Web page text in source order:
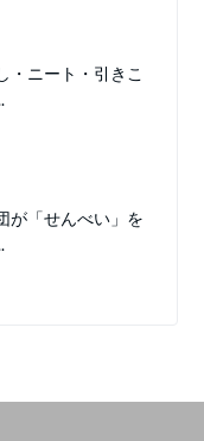
・ニート・引きこ
が「せんべい」を